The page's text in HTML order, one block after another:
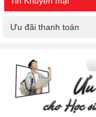
Ưu đãi thanh toán